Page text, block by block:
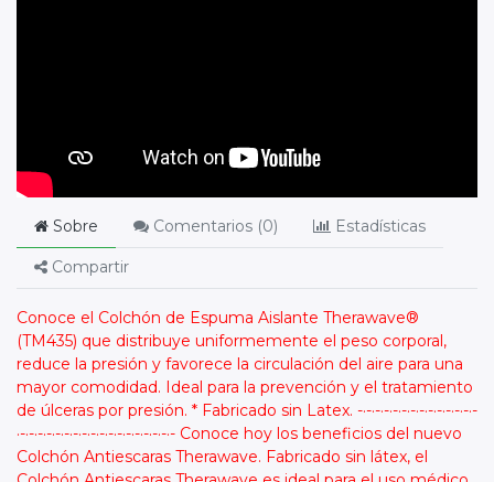
Sobre Comentarios (0) Estadísticas
Compartir
Conoce el Colchón de Espuma Aislante Therawave®
(TM435) que distribuye uniformemente el peso corporal,
reduce la presión y favorece la circulación del aire para una
mayor comodidad. Ideal para la prevención y el tratamiento
de úlceras por presión. * Fabricado sin Latex. -·-·-·-·-·-·-·-·-·-·-·-·-·-
·-·-·-·-·-·-·-·-·-·-·-·-·-·-·-·-·-·- Conoce hoy los beneficios del nuevo
Colchón Antiescaras Therawave. Fabricado sin látex, el